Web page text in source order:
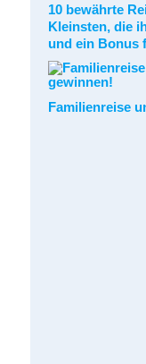
10 bewährte
Kleinsten, die
und ein Bonus
Familienreise